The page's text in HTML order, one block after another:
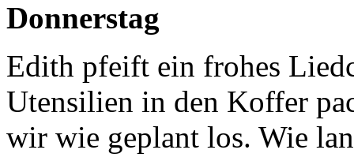
Donnerstag
Edith pfeift ein frohes
Utensilien in den Koffer
wir wie geplant los. Wie